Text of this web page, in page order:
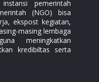
pemerintah
(NGO) bisa
ekspost kegiatan,
masing lembaga
meningkatkan
kredibiltas serta